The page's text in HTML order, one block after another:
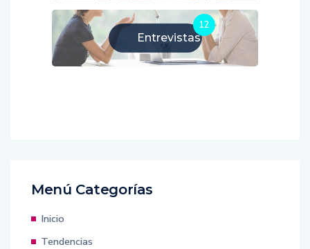
Entrevistas
12
Menú Categorías
Inicio
Tendencias